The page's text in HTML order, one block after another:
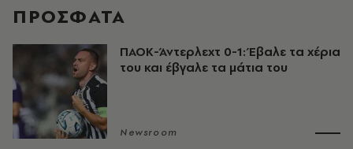
ΠΡΟΣΦΑΤΑ
ΠΑΟΚ-Άντερλεχτ 0-1: Έβαλε τα χέρια
του και έβγαλε τα μάτια του
Newsroom